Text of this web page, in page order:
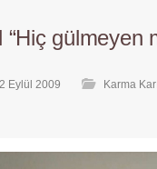
“Hiç gülmeyen
Eylül 2009 Karma